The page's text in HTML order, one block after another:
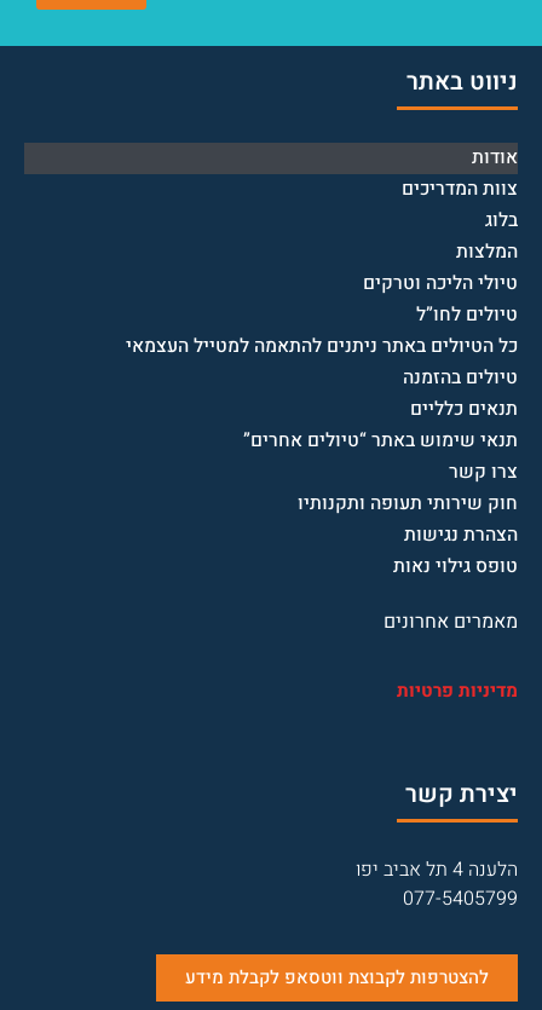
ניווט באתר
אודות
צוות המדריכים
בלוג
המלצות
טיולי הליכה וטרקים
טיולים לחו”ל
כל הטיולים באתר ניתנים להתאמה למטייל העצמאי
טיולים בהזמנה
תנאים כלליים
תנאי שימוש באתר “טיולים אחרים”
צרו קשר
חוק שירותי תעופה ותקנותיו
הצהרת נגישות
טופס גילוי נאות
מאמרים אחרונים
מדיניות פרטיות
יצירת קשר
הלענה 4 תל אביב יפו
077-5405799
להצטרפות לקבוצת ווטסאפ לקבלת מידע